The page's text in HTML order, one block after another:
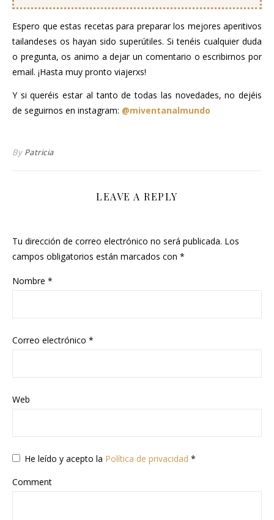
Espero que estas recetas para preparar los mejores aperitivos
tailandeses os hayan sido superútiles. Si tenéis cualquier duda
o pregunta, os animo a dejar un comentario o escribirnos por
email. ¡Hasta muy pronto viajerxs!
Y si queréis estar al tanto de todas las novedades, no dejéis
de seguirnos en instagram: @miventanalmundo
By Patricia
LEAVE A REPLY
Tu dirección de correo electrónico no será publicada. Los
campos obligatorios están marcados con *
Nombre *
Correo electrónico *
Web
He leído y acepto la Política de privacidad *
Comment